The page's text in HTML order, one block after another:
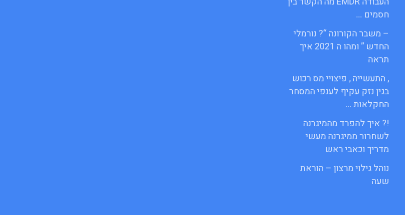
חסמים …
– משבר הקורונה “? נורמלי
החדש ” ומהו ה 2021 איך
תראה
, התעשייה , פיצויי מס רכוש
בגין נזק עקיף לענפי המסחר
החקלאות …
!? איך להפרד מהמיגרנה
לשחרור ממיגרנה מעשי
מדריך וכאבי ראש
נוהל גילוי מרצון – הוראת
שעה